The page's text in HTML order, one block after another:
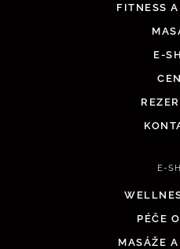
FITNESS
E-
E-
PÉČE
MASÁŽE